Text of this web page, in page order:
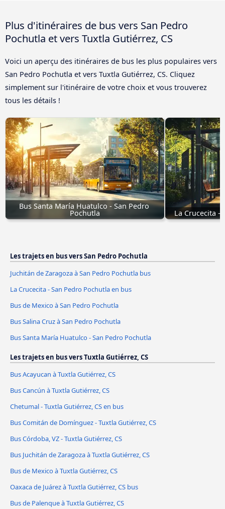
Plus d'itinéraires de bus vers San Pedro
Pochutla et vers Tuxtla Gutiérrez, CS
Voici un aperçu des itinéraires de bus les plus populaires vers
San Pedro Pochutla et vers Tuxtla Gutiérrez, CS. Cliquez
simplement sur l'itinéraire de votre choix et vous trouverez
tous les détails !
Bus Santa María Huatulco - San Pedro
Pochutla La Crucecita -
Les trajets en bus vers San Pedro Pochutla
Juchitán de Zaragoza à San Pedro Pochutla bus
La Crucecita - San Pedro Pochutla en bus
Bus de Mexico à San Pedro Pochutla
Bus Salina Cruz à San Pedro Pochutla
Bus Santa María Huatulco - San Pedro Pochutla
Les trajets en bus vers Tuxtla Gutiérrez, CS
Bus Acayucan à Tuxtla Gutiérrez, CS
Bus Cancún à Tuxtla Gutiérrez, CS
Chetumal - Tuxtla Gutiérrez, CS en bus
Bus Comitán de Domínguez - Tuxtla Gutiérrez, CS
Bus Córdoba, VZ - Tuxtla Gutiérrez, CS
Bus Juchitán de Zaragoza à Tuxtla Gutiérrez, CS
Bus de Mexico à Tuxtla Gutiérrez, CS
Oaxaca de Juárez à Tuxtla Gutiérrez, CS bus
Bus de Palenque à Tuxtla Gutiérrez, CS